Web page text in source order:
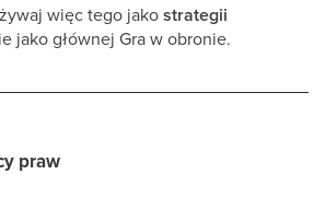
więc tego jakostrategii
jako głównej Gra w obronie.
praw